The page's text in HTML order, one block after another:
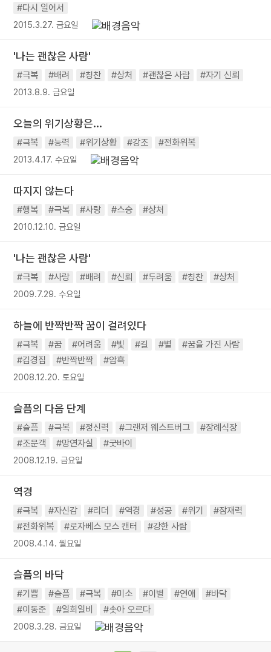
#다시 일어서
2015.3.27. 금요일
'나는 괜찮은 사람'
#극복 #배려 #칭찬 #상처 #괜찮은 사람 #자기 신뢰
2013.8.9. 금요일
오늘의 위기상황은...
#극복 #능력 #위기상황 #강조 #전화위복
2013.4.17. 수요일
따지지 않는다
#행복 #극복 #사랑 #스승 #상처
2010.12.10. 금요일
'나는 괜찮은 사람'
#극복 #사랑 #배려 #신뢰 #두려움 #칭찬 #상처
2009.7.29. 수요일
하늘에 반짝반짝 꿈이 걸려있다
#극복 #꿈 #어려움 #빛 #길 #별
#꿈을 가진 사람
#김경집
#반짝반짝 #암흑
2008.12.20. 토요일
슬픔의 다음 단계
#슬픔 #극복 #정신력 #그랜저 웨스트버그
#장례식장
#조문객
#망연자실 #굿바이
2008.12.19. 금요일
역경
#극복 #자신감 #리더 #역경 #성공 #위기
#잠재력
#전화위복
#로자베스 모스 캔터 #강한 사람
2008.4.14. 월요일
슬픔의 바닥
#기쁨 #슬픔 #극복 #미소 #이별 #연애
#바닥
#이동준
#일희일비 #솟아 오르다
2008.3.28. 금요일